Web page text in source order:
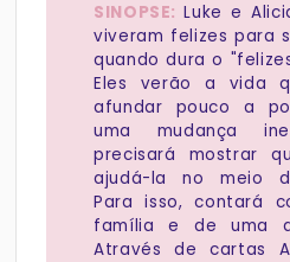
SINOPSE:Luke e
viveram felizes para
quando dura o
Eles verão a vida
afundar pouco a
uma mudança
precisará mostrar
ajudá-la no meio
Para isso, contará
família e de uma
Através de cartas